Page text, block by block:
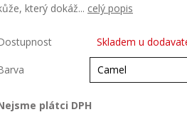
který dokáž... celý popis
Skladem u
plátci DPH